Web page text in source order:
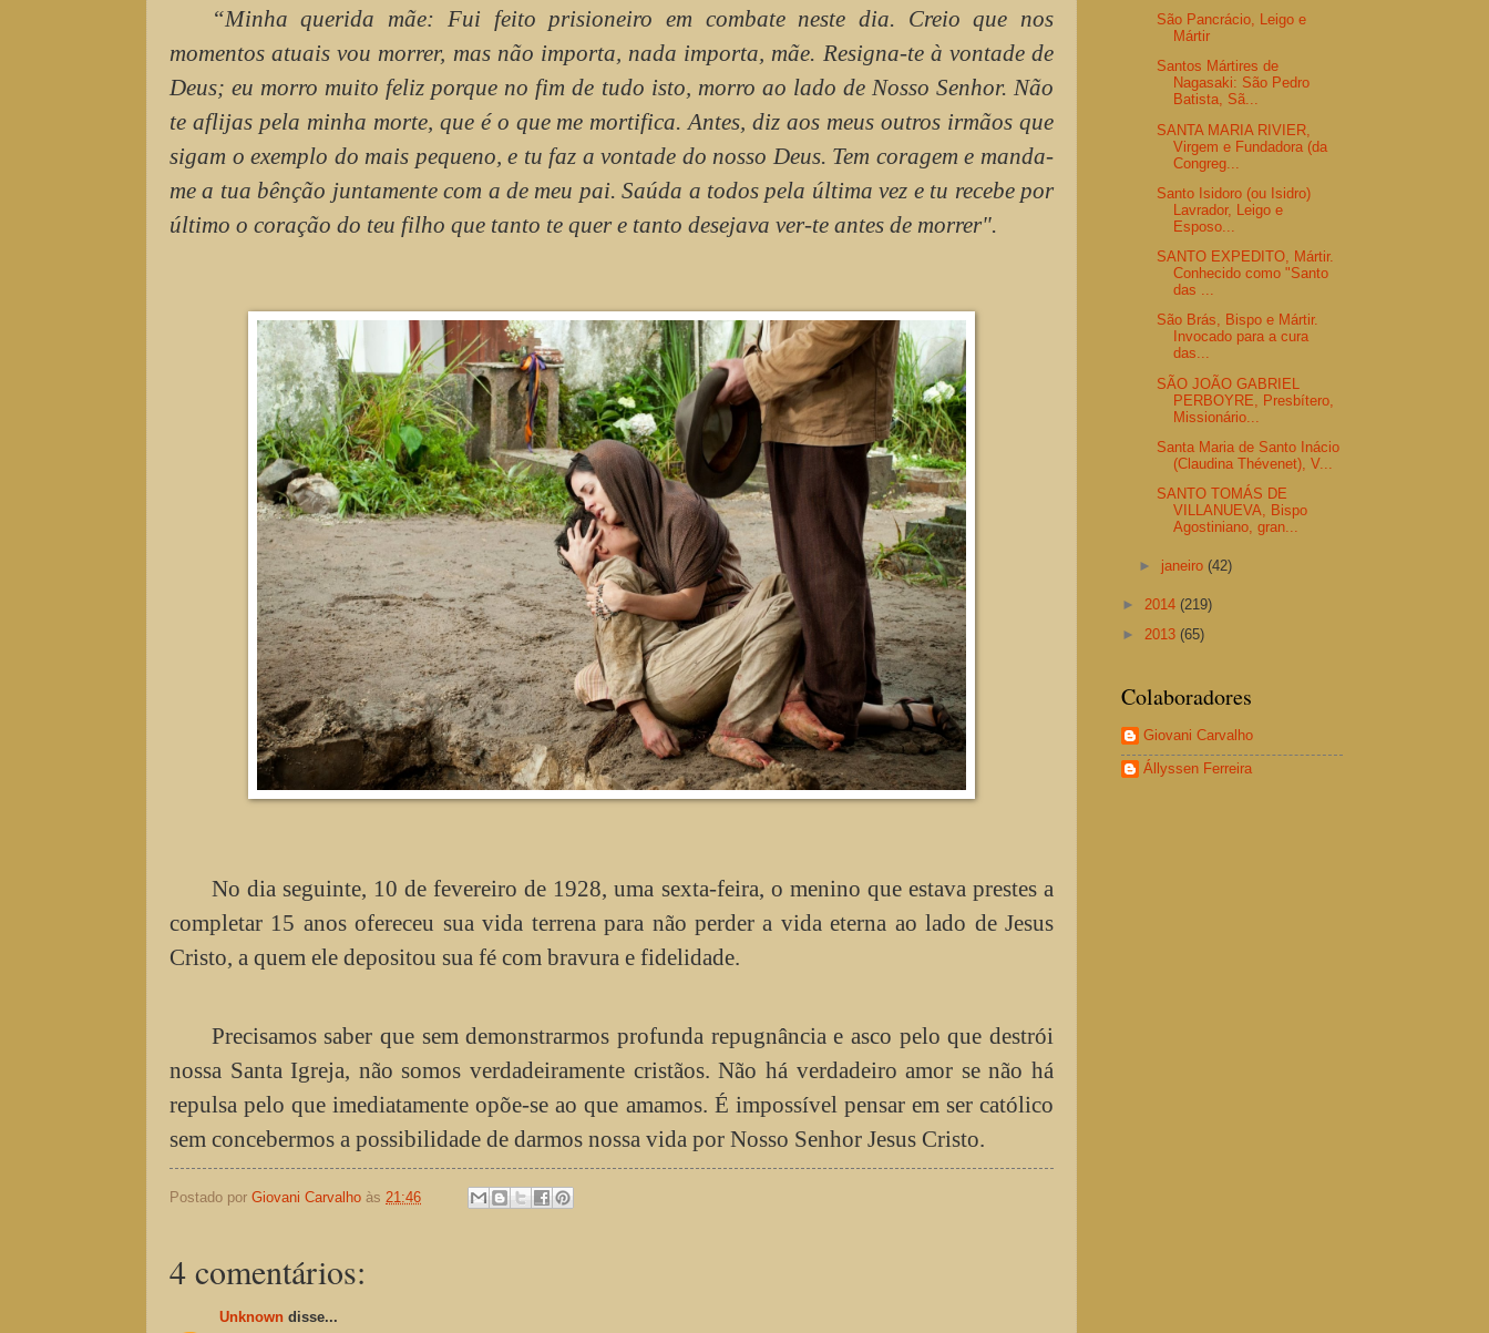
“Minha querida mãe: Fui feito prisioneiro em combate neste dia. Creio que nos
momentos atuais vou morrer, mas não importa, nada importa, mãe. Resigna-te à vontade de
Deus; eu morro muito feliz porque no fim de tudo isto, morro ao lado de Nosso Senhor. Não
te aflijas pela minha morte, que é o que me mortifica. Antes, diz aos meus outros irmãos que
sigam o exemplo do mais pequeno, e tu faz a vontade do nosso Deus. Tem coragem e manda-
me a tua bênção juntamente com a de meu pai. Saúda a todos pela última vez e tu recebe por
último o coração do teu filho que tanto te quer e tanto desejava ver-te antes de morrer".
No dia seguinte, 10 de fevereiro de 1928, uma sexta-feira, o menino que estava prestes a
completar 15 anos ofereceu sua vida terrena para não perder a vida eterna ao lado de Jesus
Cristo, a quem ele depositou sua fé com bravura e fidelidade.
Precisamos saber que sem demonstrarmos profunda repugnância e asco pelo que destrói
nossa Santa Igreja, não somos verdadeiramente cristãos. Não há verdadeiro amor se não há
repulsa pelo que imediatamente opõe-se ao que amamos. É impossível pensar em ser católico
sem concebermos a possibilidade de darmos nossa vida por Nosso Senhor Jesus Cristo.
Postado por Giovani Carvalho às 21:46
4 comentários:
Unknown disse...
São Pancrácio, Leigo e
Mártir
Santos Mártires de
Nagasaki: São Pedro
Batista, Sã...
SANTA MARIA RIVIER,
Virgem e Fundadora (da
Congreg...
Santo Isidoro (ou Isidro)
Lavrador, Leigo e
Esposo...
SANTO EXPEDITO, Mártir.
Conhecido como "Santo
das ...
São Brás, Bispo e Mártir.
Invocado para a cura
das...
SÃO JOÃO GABRIEL
PERBOYRE, Presbítero,
Missionário...
Santa Maria de Santo Inácio
(Claudina Thévenet), V...
SANTO TOMÁS DE
VILLANUEVA, Bispo
Agostiniano, gran...
► janeiro(42)
► 2014 (219)
► 2013 (65)
Colaboradores
Giovani Carvalho
Állyssen Ferreira